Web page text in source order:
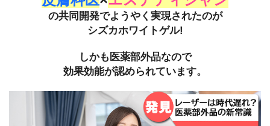
の共同開発でようやく実現されたのが
シズカホワイトゲル!
しかも医薬部外品なので
効果効能が認められています。